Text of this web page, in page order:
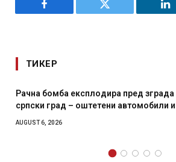
Facebook Twitter
ТИКЕР
И Данска се милитарилизира –
месечна воена
AUGUST 4, 2026